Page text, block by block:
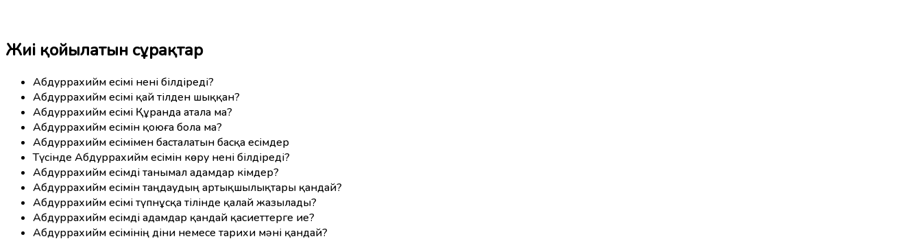
Жиі қойылатын сұрақтар
Абдуррахийм есімі нені білдіреді?
Абдуррахийм есімі қай тілден шыққан?
Абдуррахийм есімі Құранда атала ма?
Абдуррахийм есімін қоюға бола ма?
Абдуррахийм есімімен басталатын басқа есімдер
Түсінде Абдуррахийм есімін көру нені білдіреді?
Абдуррахийм есімді танымал адамдар кімдер?
Абдуррахийм есімін таңдаудың артықшылықтары қандай?
Абдуррахийм есімі түпнұсқа тілінде қалай жазылады?
Абдуррахийм есімді адамдар қандай қасиеттерге ие?
Абдуррахийм есімінің діни немесе тарихи мәні қандай?